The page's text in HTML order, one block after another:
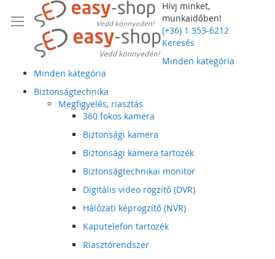
Hívj minket,
munkaidőben!
(+36) 1 353-6212
Keresés
Minden kategória
Minden kategória
Biztonságtechnika
Megfigyelés, riasztás
360 fokos kamera
Biztonsági kamera
Biztonsági kamera tartozék
Biztonságtechnikai monitor
Digitális video rögzítő (DVR)
Hálózati képrögzítő (NVR)
Kaputelefon tartozék
Riasztórendszer